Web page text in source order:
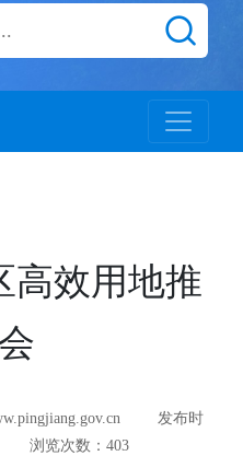
高效用地推
发布时
浏览次数： 403